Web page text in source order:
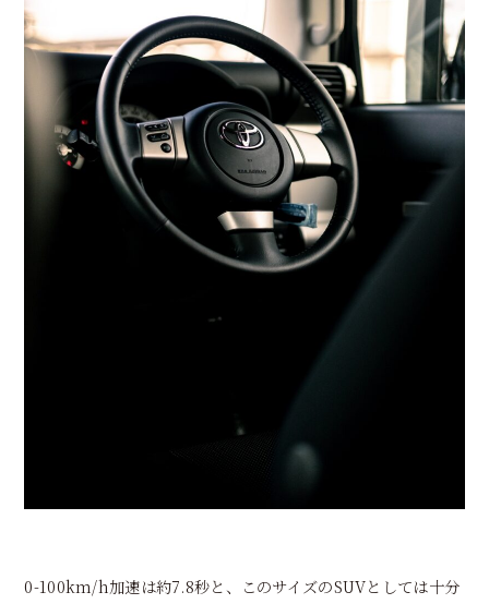
0-100km/h加速は約7.8秒と、このサイズのSUVとしては十分